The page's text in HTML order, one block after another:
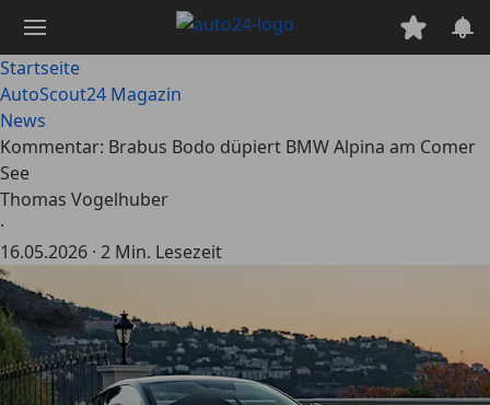
Hauptinhalt
springen
Startseite
AutoScout24 Magazin
News
Kommentar: Brabus Bodo düpiert BMW Alpina am Comer
See
Thomas Vogelhuber
·
16.05.2026 · 2 Min. Lesezeit